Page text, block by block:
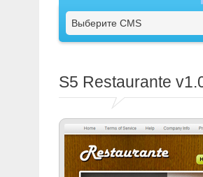
Выберите CMS
S5 Restaurante